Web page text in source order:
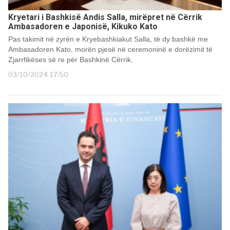
Kryetari i Bashkisë Andis Salla, mirëpret në Cërrik
Ambasadoren e Japonisë, Kikuko Kato
Pas takimit në zyrën e Kryebashkiakut Salla, të dy bashkë me
Ambasadoren Kato, morën pjesë në ceremoninë e dorëzimit të
Zjarrfikëses së re për Bashkinë Cërrik.
03/10/2024 17:50